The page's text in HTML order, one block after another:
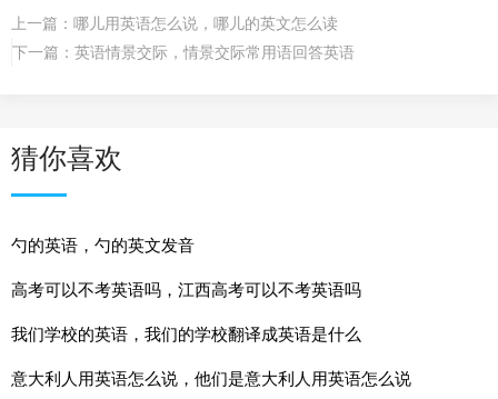
上一篇： 哪儿用英语怎么说，哪儿的英文怎么读
下一篇： 英语情景交际，情景交际常用语回答英语
猜你喜欢
勺的英语，勺的英文发音
高考可以不考英语吗，江西高考可以不考英语吗
我们学校的英语，我们的学校翻译成英语是什么
意大利人用英语怎么说，他们是意大利人用英语怎么说